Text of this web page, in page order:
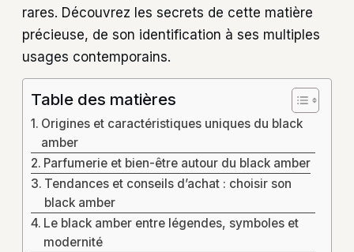
rares. Découvrez les secrets de cette matière
précieuse, de son identification à ses multiples
usages contemporains.
Table des matières
Origines et caractéristiques uniques du black
amber
Parfumerie et bien-être autour du black amber
Tendances et conseils d’achat : choisir son
black amber
Le black amber entre légendes, symboles et
modernité